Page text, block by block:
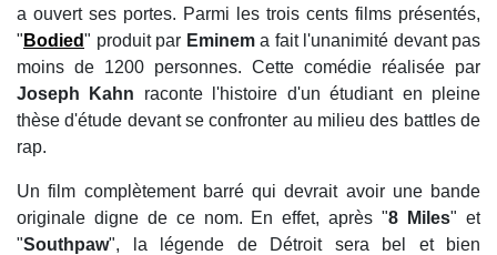
a ouvert ses portes. Parmi les trois cents films présentés,
" Bodied" produit par Eminem a fait l'unanimité devant pas
moins de 1200 personnes. Cette comédie réalisée par
Joseph Kahn raconte l'histoire d'un étudiant en pleine
thèse d'étude devant se confronter au milieu des battles de
rap.
Un film complètement barré qui devrait avoir une bande
originale digne de ce nom. En effet, après "8 Miles" et
"Southpaw", la légende de Détroit sera bel et bien